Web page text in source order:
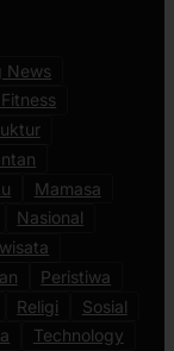
News
Mamasa
Nasional
Peristiwa
Religi
Sosial
Technology